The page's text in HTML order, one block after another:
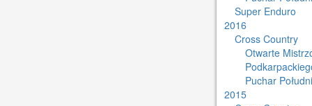
Super Enduro
2016
Cross Country
Otwarte
Puchar
2015